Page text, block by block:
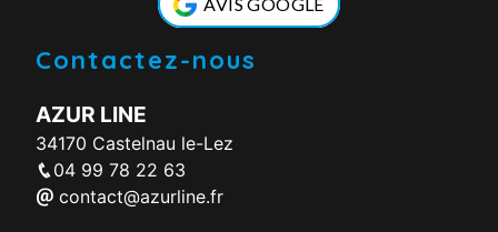
AVIS GOOGLE
Contactez-nous
AZUR LINE
34170 Castelnau le-Lez
04 99 78 22 63
contact@azurline.fr